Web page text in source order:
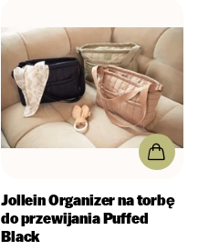
JolleinOrganizer na torbę
do przewijania Puffed
Black